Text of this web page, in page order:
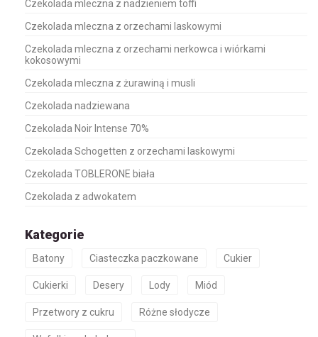
Czekolada mleczna z nadzieniem toffi
Czekolada mleczna z orzechami laskowymi
Czekolada mleczna z orzechami nerkowca i wiórkami
kokosowymi
Czekolada mleczna z żurawiną i musli
Czekolada nadziewana
Czekolada Noir Intense 70%
Czekolada Schogetten z orzechami laskowymi
Czekolada TOBLERONE biała
Czekolada z adwokatem
Kategorie
Batony Ciasteczka paczkowane Cukier
Cukierki Desery Lody Miód
Przetwory z cukru Różne słodycze